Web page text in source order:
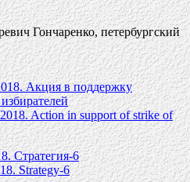
Гончаренко, петербургский
Акция в поддержку
Action in support of strike of
Стратегия-6
Strategy-6